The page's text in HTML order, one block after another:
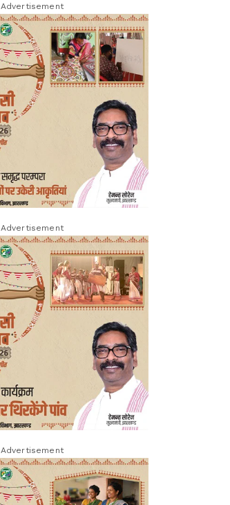
Advertisement
Advertisement
Advertisement